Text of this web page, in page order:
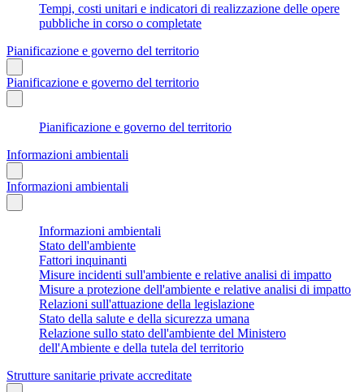
Tempi, costi unitari e indicatori di realizzazione delle opere
pubbliche in corso o completate
Pianificazione e governo del territorio
Pianificazione e governo del territorio
Pianificazione e governo del territorio
Informazioni ambientali
Informazioni ambientali
Informazioni ambientali
Stato dell'ambiente
Fattori inquinanti
Misure incidenti sull'ambiente e relative analisi di impatto
Misure a protezione dell'ambiente e relative analisi di impatto
Relazioni sull'attuazione della legislazione
Stato della salute e della sicurezza umana
Relazione sullo stato dell'ambiente del Ministero
dell'Ambiente e della tutela del territorio
Strutture sanitarie private accreditate